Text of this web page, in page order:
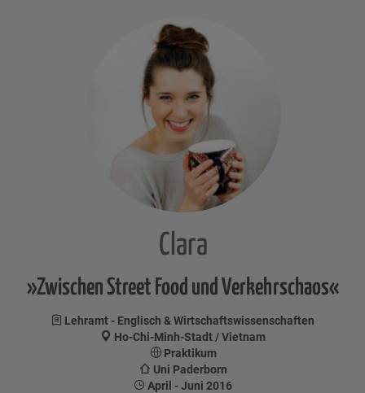
Clara
»Zwischen Street Food und Verkehrschaos«
Lehramt - Englisch & Wirtschaftswissenschaften
Ho-Chi-Minh-Stadt / Vietnam
Praktikum
Uni Paderborn
April - Juni 2016